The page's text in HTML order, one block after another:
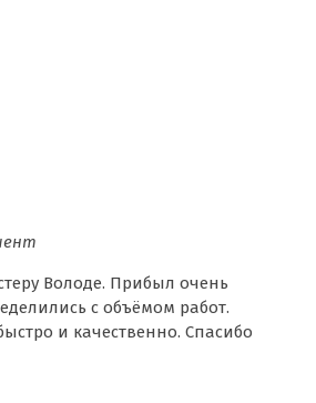
Володе. Прибыл очень
с объёмом работ.
и качественно. Спасибо